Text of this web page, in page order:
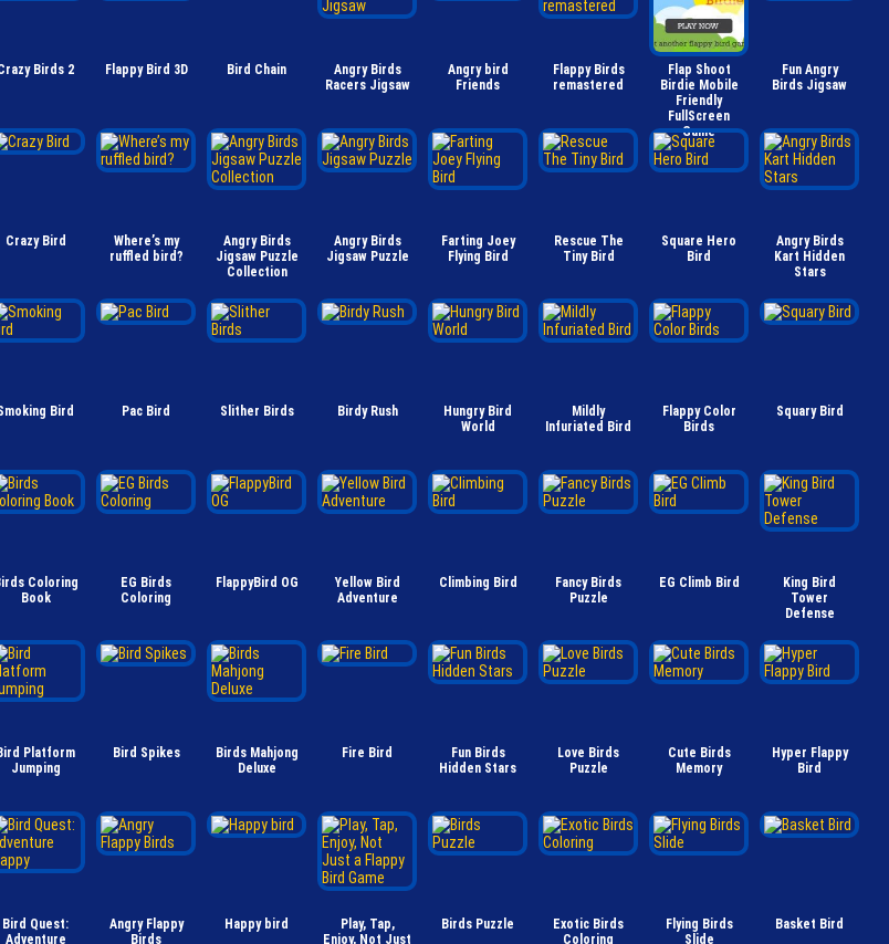
Birds 2 Flappy Bird 3D Bird Chain
Angry Birds
Racers Jigsaw
Angry bird
Friends
Flappy Birds
remastered
Flap Shoot
Birdie Mobile
Friendly
FullScreen
Game
Fun Angry
Birds Jigsaw
Crazy Bird
Where’s my
ruffled bird?
Angry Birds
Jigsaw Puzzle
Collection
Angry Birds
Jigsaw Puzzle
Farting Joey
Flying Bird
Rescue The
Tiny Bird
Square Hero
Bird
Angry Birds
Kart Hidden
Stars
Bird Pac Bird Slither Birds Birdy Rush
Hungry Bird
World
Mildly
Infuriated Bird
Flappy Color
Birds
Squary Bird
Coloring
Book
EG Birds
Coloring
FlappyBird OG
Yellow Bird
Adventure
Climbing Bird
Fancy Birds
Puzzle
EG Climb Bird
King Bird
Tower
Defense
Platform
Jumping
Bird Spikes
Birds Mahjong
Deluxe
Fire Bird
Fun Birds
Hidden Stars
Love Birds
Puzzle
Cute Birds
Memory
Hyper Flappy
Bird
Bird Quest:
Adventure
Angry Flappy
Birds
Happy bird
Play, Tap,
Enjoy, Not Just
Birds Puzzle
Exotic Birds
Coloring
Flying Birds
Slide
Basket Bird